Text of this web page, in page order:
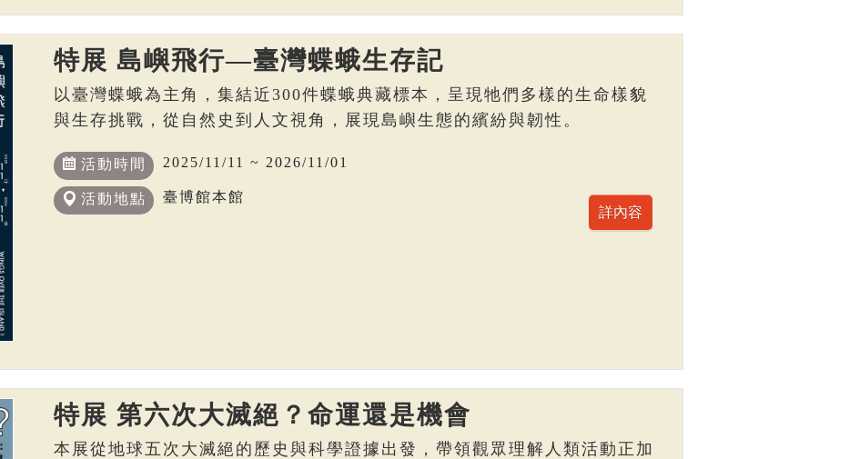
特展 島嶼飛行—臺灣蝶蛾生存記
以臺灣蝶蛾為主角，集結近300件蝶蛾典藏標本，呈現牠們多樣的生命樣貌
與生存挑戰，從自然史到人文視角，展現島嶼生態的繽紛與韌性。
活動時間 2025/11/11 ~ 2026/11/01
活動地點 臺博館本館
特展 第六次大滅絕？命運還是機會
本展從地球五次大滅絕的歷史與科學證據出發，帶領觀眾理解人類活動正加